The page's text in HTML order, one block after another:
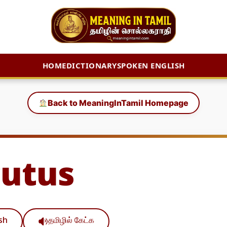
HOMEDICTIONARYSPOKEN ENGLISH
Back to MeaningInTamil Homepage
தமிழில் கேட்க